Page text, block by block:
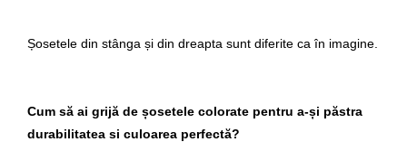
Șosetele din stânga și din dreapta sunt diferite ca în imagine.
Cum să ai grijă de șosetele colorate pentru a-și păstra
durabilitatea si culoarea perfectă?